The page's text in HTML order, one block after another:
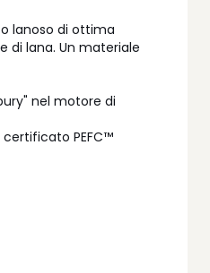
lanoso di ottima
di lana. Un materiale
nel motore di
PEFC™